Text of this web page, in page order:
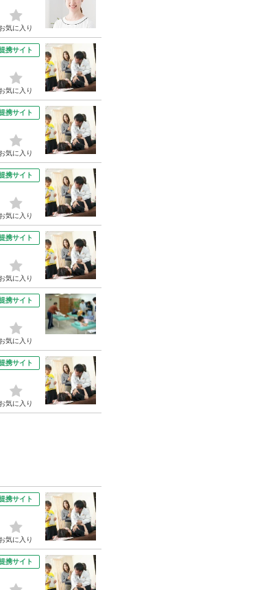
お気に入り
携サイト
お気に入り
携サイト
お気に入り
携サイト
お気に入り
携サイト
お気に入り
携サイト
お気に入り
携サイト
お気に入り
携サイト
お気に入り
携サイト